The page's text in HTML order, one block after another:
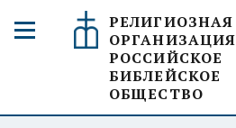
РЕЛИГИОЗНАЯ
ОРГАНИЗАЦИЯ
РОССИЙСКОЕ
БИБЛЕЙСКОЕ
ОБЩЕСТВО